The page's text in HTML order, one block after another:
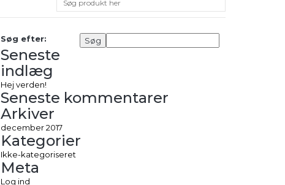
Søg efter:
Seneste
indlæg
Hej verden!
Seneste kommentarer
Arkiver
december 2017
Kategorier
Ikke-kategoriseret
Meta
Log ind